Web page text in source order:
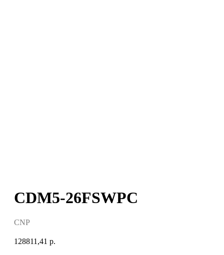
CDM5-26FSWPC
CNP
128811,41 р.